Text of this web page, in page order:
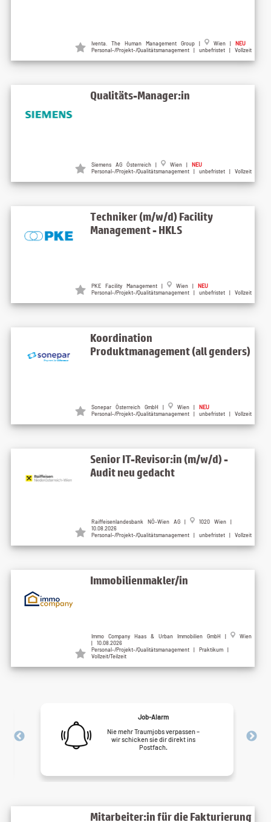
Iventa. The Human Management Group | Wien | NEU
Personal-/Projekt-/Qualitätsmanagement | unbefristet | Vollzeit
Qualitäts-Manager:in
Siemens AG Österreich | Wien | NEU
Personal-/Projekt-/Qualitätsmanagement | unbefristet | Vollzeit
Techniker (m/w/d) Facility
Management - HKLS
PKE Facility Management | Wien | NEU
Personal-/Projekt-/Qualitätsmanagement | unbefristet | Vollzeit
Koordination
Produktmanagement (all genders)
Sonepar Österreich GmbH | Wien | NEU
Personal-/Projekt-/Qualitätsmanagement | unbefristet | Vollzeit
Senior IT-Revisor:in (m/w/d) -
Audit neu gedacht
Raiffeisenlandesbank NÖ-Wien AG |
1020 Wien |
10.08.2026
Personal-/Projekt-/Qualitätsmanagement | unbefristet | Vollzeit
Immobilienmakler/in
Immo Company Haas & Urban Immobilien GmbH |
Wien
| 10.08.2026
Personal-/Projekt-/Qualitätsmanagement | Praktikum |
Vollzeit/Teilzeit
Job-Alarm
Nie mehr Traumjobs verpassen –
wir schicken sie dir direkt ins
Postfach.
Mitarbeiter:in für die Fakturierung